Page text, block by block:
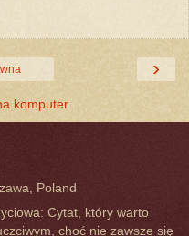
›
komputer
Poland
Cytat, który warto
choć nie zawsze się